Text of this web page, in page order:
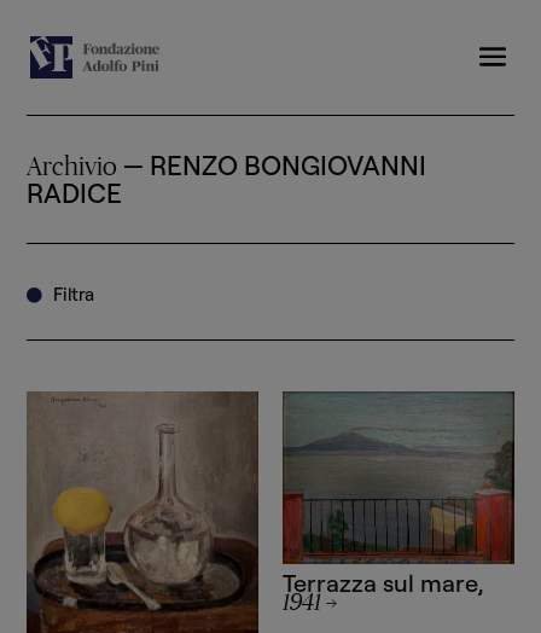
Archivio — RENZO BONGIOVANNI
RADICE
 Filtra
Terrazza sul mare,
1941